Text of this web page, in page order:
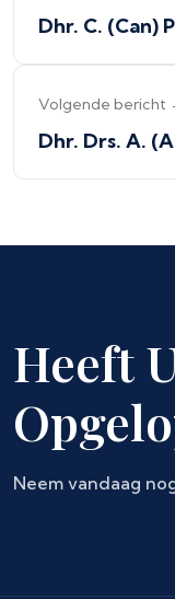
Dhr. C. (Can)
Volgende bericht
Dhr. Drs. A.
Heeft
Neem vandaag